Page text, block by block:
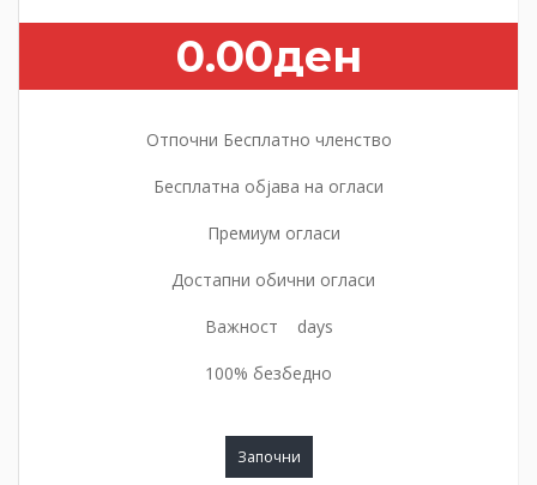
0.00ден
Отпочни Бесплатно членство
Бесплатна објава на огласи
Премиум огласи
Достапни обични огласи
Важност days
100% безбедно
Започни